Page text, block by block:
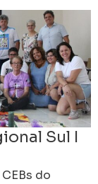
Sul I
do